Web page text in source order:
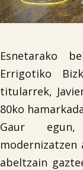
Esnetarako
Errigotiko
titularrek,
80ko
Gaur
abeltzain